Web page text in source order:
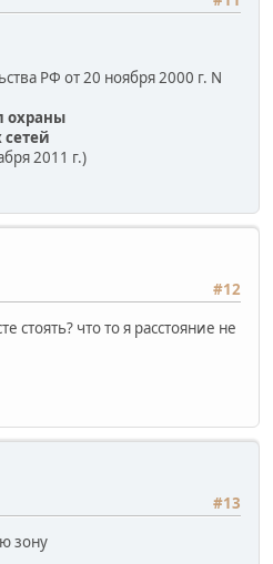
РФ от 20 ноября 2000 г. N
охраны
сетей
2011 г.)
#12
стоять? что то я расстояние не
#13
зону